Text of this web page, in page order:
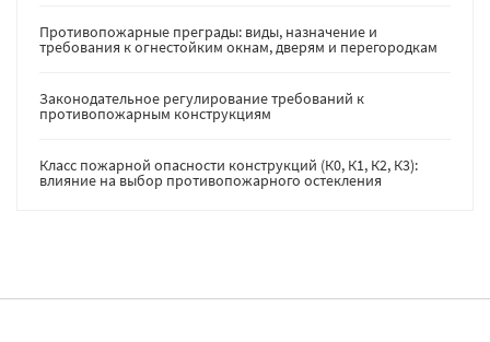
Противопожарные преграды: виды, назначение и
требования к огнестойким окнам, дверям и перегородкам
Законодательное регулирование требований к
противопожарным конструкциям
Класс пожарной опасности конструкций (К0, К1, К2, К3):
влияние на выбор противопожарного остекления